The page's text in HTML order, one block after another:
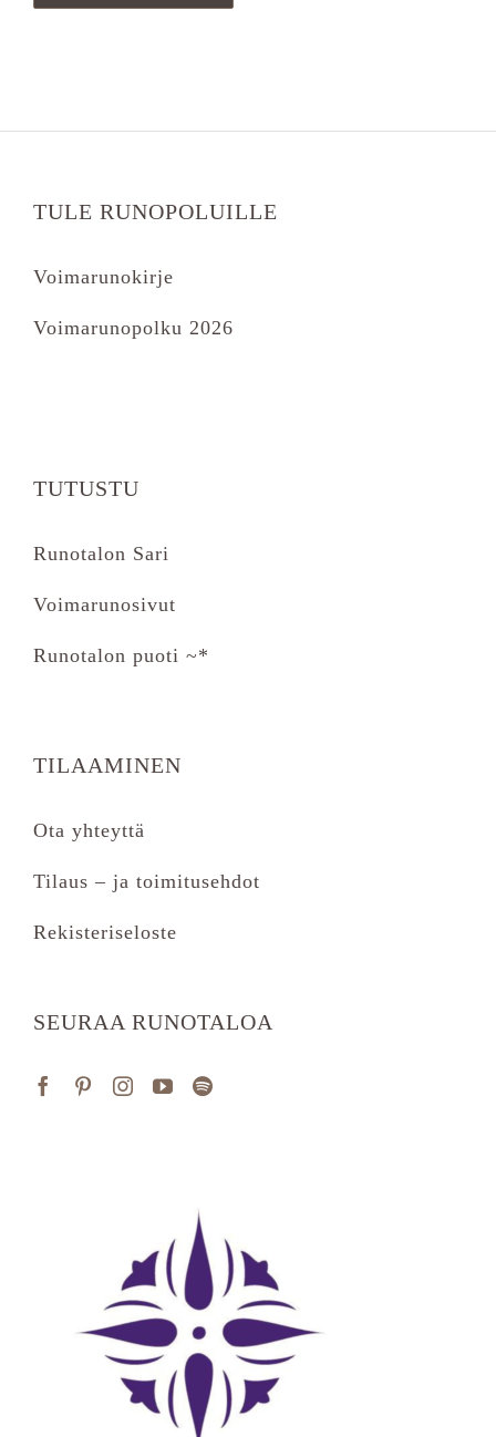
TULE RUNOPOLUILLE
Voimarunokirje
Voimarunopolku 2026
TUTUSTU
Runotalon Sari
Voimarunosivut
Runotalon puoti ~*
TILAAMINEN
Ota yhteyttä
Tilaus – ja toimitusehdot
Rekisteriseloste
SEURAA RUNOTALOA